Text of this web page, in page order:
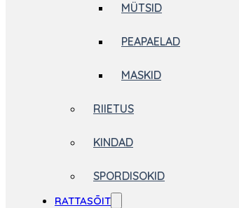
MÜTSID
PEAPAELAD
MASKID
RIIETUS
KINDAD
SPORDISOKID
RATTASÕIT